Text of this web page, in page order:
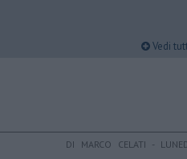
Vedi
DI MARCO CELATI -